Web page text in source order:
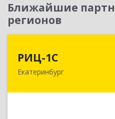
Ближайшие
регионов
РИЦ-1С
Екатеринбург
620102,